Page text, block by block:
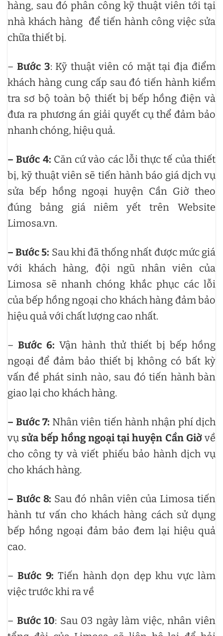
hàng, sau đó phân công kỹ thuật viên tới tại
nhà khách hàng để tiến hành công việc sửa
chữa thiết bị.
– Bước 3: Kỹ thuật viên có mặt tại địa điểm
khách hàng cung cấp sau đó tiến hành kiểm
tra sơ bộ toàn bộ thiết bị bếp hồng điện và
đưa ra phương án giải quyết cụ thể đảm bảo
nhanh chóng, hiệu quả.
– Bước 4: Căn cứ vào các lỗi thực tế của thiết
bị, kỹ thuật viên sẽ tiến hành báo giá dịch vụ
sửa bếp hồng ngoại huyện Cần Giờ theo
đúng bảng giá niêm yết trên Website
Limosa.vn.
– Bước 5: Sau khi đã thống nhất được mức giá
với khách hàng, đội ngũ nhân viên của
Limosa sẽ nhanh chóng khắc phục các lỗi
của bếp hồng ngoại cho khách hàng đảm bảo
hiệu quả với chất lượng cao nhất.
– Bước 6:Vận hành thử thiết bị bếp hồng
ngoại để đảm bảo thiết bị không có bất kỳ
vấn đề phát sinh nào, sau đó tiến hành bàn
giao lại cho khách hàng.
– Bước 7: Nhân viên tiến hành nhận phí dịch
vụsửa bếp hồng ngoại tại huyện Cần Giờvề
cho công ty và viết phiếu bảo hành dịch vụ
cho khách hàng.
– Bước 8: Sau đó nhân viên của Limosa tiến
hành tư vấn cho khách hàng cách sử dụng
bếp hồng ngoại đảm bảo đem lại hiệu quả
cao.
– Bước 9:Tiến hành dọn dẹp khu vực làm
việc trước khi ra về
– Bước 10: Sau 03 ngày làm việc, nhân viên